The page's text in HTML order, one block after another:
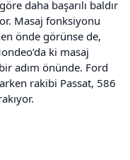
daha başarılı baldır
Masaj fonksiyonu
önde görünse de,
ki masaj
adım önünde. Ford
rakibi Passat, 586